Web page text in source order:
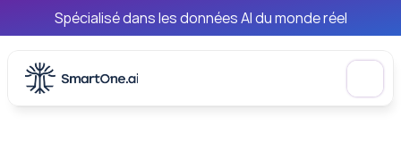
Spécialisé dans les données AI du monde réel